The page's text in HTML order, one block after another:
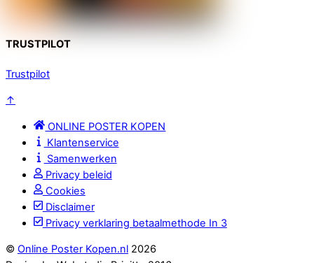
TRUSTPILOT
Trustpilot
↑
ONLINE POSTER KOPEN
Klantenservice
Samenwerken
Privacy beleid
Cookies
Disclaimer
Privacy verklaring betaalmethode In 3
© Online Poster Kopen.nl 2026